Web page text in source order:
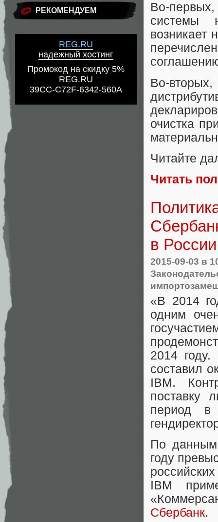
РЕКОМЕНДУЕМ
REG.RU
надежный хостинг
Промокод на скидку 5%
REG.RU
39CC-C72F-6342-560A
Во-
системы
возникает
Во-
очистка
Читайте
Читать
в России
2015-09-03 в
«В 2014
одним
2014 году.
составил
IBM.
поставку
период в
По
году
IBM
Сбербанк.